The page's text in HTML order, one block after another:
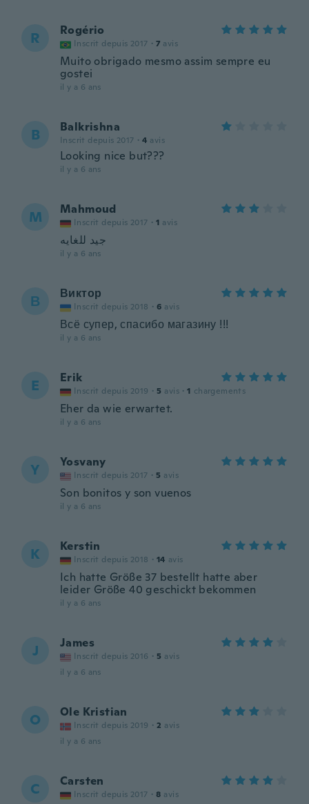
R Rogério
Inscrit depuis 2017 · 7 avis
Muito obrigado mesmo assim sempre eu
gostei
il y a 6 ans
B Balkrishna
Inscrit depuis 2017 · 4 avis
Looking nice but???
il y a 6 ans
M Mahmoud
Inscrit depuis 2017 · 1 avis
جيد للغايه
il y a 6 ans
В Виктор
Inscrit depuis 2018 · 6 avis
Всё супер, спасибо магазину !!!
il y a 6 ans
E Erik
Inscrit depuis 2019 · 5 avis · 1 chargements
Eher da wie erwartet.
il y a 6 ans
Y Yosvany
Inscrit depuis 2017 · 5 avis
Son bonitos y son vuenos
il y a 6 ans
K Kerstin
Inscrit depuis 2018 · 14 avis
Ich hatte Größe 37 bestellt hatte aber
leider Größe 40 geschickt bekommen
il y a 6 ans
J James
Inscrit depuis 2016 · 5 avis
il y a 6 ans
O Ole Kristian
Inscrit depuis 2019 · 2 avis
il y a 6 ans
C Carsten
Inscrit depuis 2017 · 8 avis